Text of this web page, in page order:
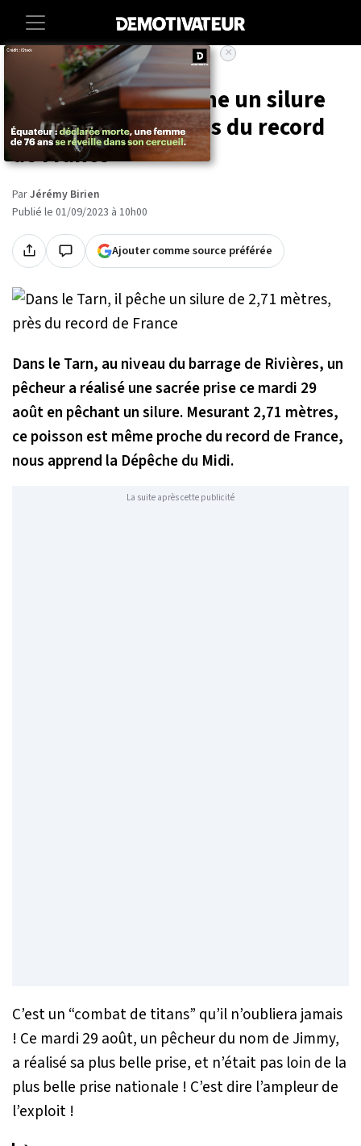
Societe Insolite
Dans le Tarn, il pêche un silure
de 2,71 mètres, près du record
de France
ParJérémy Birien
Publié le 01/09/2023 à 10h00
Ajouter comme source préférée
Dans le Tarn, au niveau du barrage de Rivières, un
pêcheur a réalisé une sacrée prise ce mardi 29
août en pêchant un silure. Mesurant 2,71 mètres,
ce poisson est même proche du record de France,
nous apprend la Dépêche du Midi.
La suite après cette publicité
C’est un “combat de titans” qu’il n’oubliera jamais
! Ce mardi 29 août, un pêcheur du nom de Jimmy,
a réalisé sa plus belle prise, et n’était pas loin de la
plus belle prise nationale ! C’est dire l’ampleur de
l’exploit !
×